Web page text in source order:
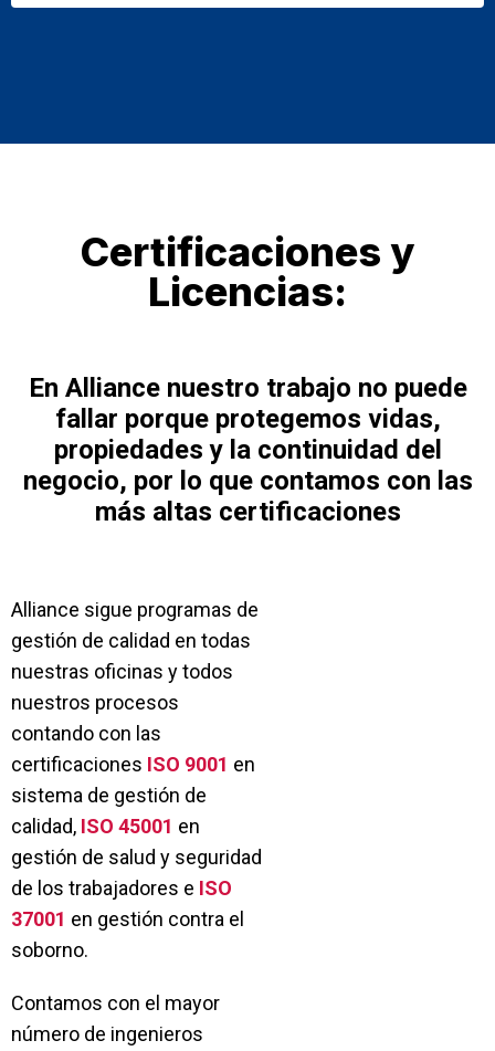
Certificaciones y
Licencias:
En Alliance nuestro trabajo no puede
fallar porque protegemos vidas,
propiedades y la continuidad del
negocio, por lo que contamos con las
más altas certificaciones
Alliance sigue programas de
gestión de calidad en todas
nuestras oficinas y todos
nuestros procesos
contando con las
certificaciones ISO 9001 en
sistema de gestión de
calidad, ISO 45001 en
gestión de salud y seguridad
de los trabajadores e ISO
37001 en gestión contra el
soborno.
Contamos con el mayor
número de ingenieros